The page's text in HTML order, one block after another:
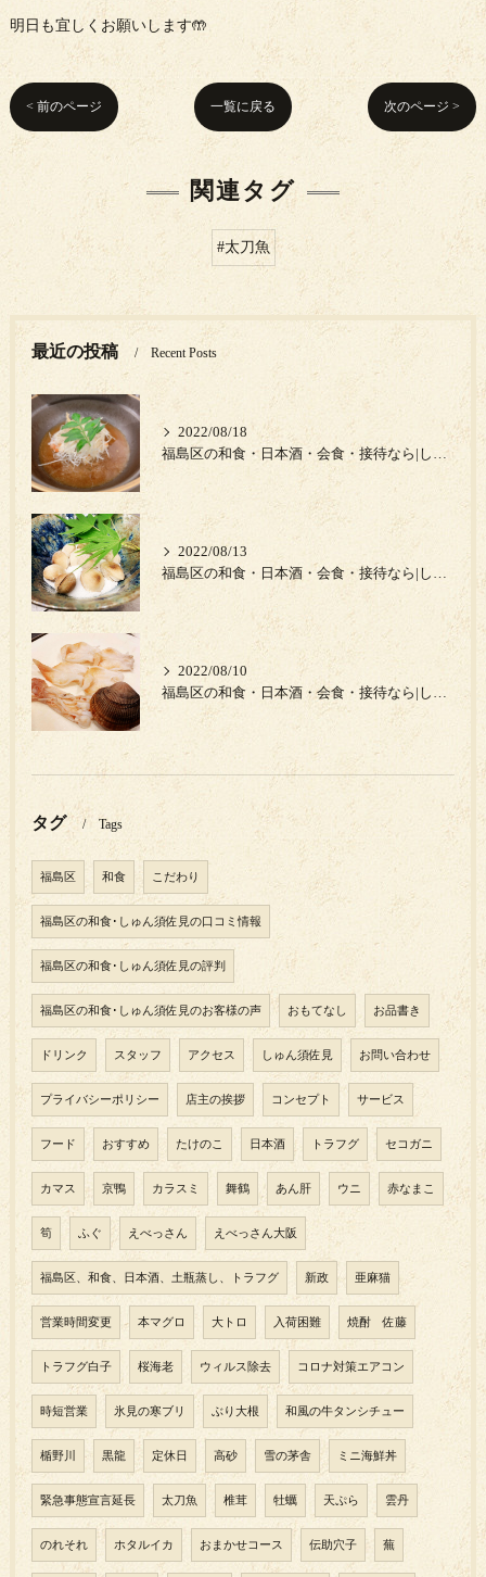
明日も宜しくお願いします🤲
< 前のページ 一覧に戻る 次のページ >
関連タグ
#太刀魚
最近の投稿 Recent Posts
2022/08/18
福島区の和食・日本酒・会食・接待なら|しゅん須佐見|キンキ中華蒸し
2022/08/13
福島区の和食・日本酒・会食・接待なら|しゅん須佐見|熊本県の新物銀杏‼️
2022/08/10
福島区の和食・日本酒・会食・接待なら|しゅん須佐見|岩手県のイシカゲ貝‼︎
タグ Tags
福島区 和食 こだわり
福島区の和食･しゅん須佐見の口コミ情報
福島区の和食･しゅん須佐見の評判
福島区の和食･しゅん須佐見のお客様の声 おもてなし お品書き
ドリンク スタッフ アクセス しゅん須佐見 お問い合わせ
プライバシーポリシー 店主の挨拶 コンセプト サービス
フード おすすめ たけのこ 日本酒 トラフグ セコガニ
カマス 京鴨 カラスミ 舞鶴 あん肝 ウニ 赤なまこ
筍 ふぐ えべっさん えべっさん大阪
福島区、和食、日本酒、土瓶蒸し、トラフグ 新政 亜麻猫
営業時間変更 本マグロ 大トロ 入荷困難 焼酎 佐藤
トラフグ白子 桜海老 ウィルス除去 コロナ対策エアコン
時短営業 氷見の寒ブリ ぶり大根 和風の牛タンシチュー
楯野川 黒龍 定休日 高砂 雪の茅舎 ミニ海鮮丼
緊急事態宣言延長 太刀魚 椎茸 牡蠣 天ぷら 雲丹
のれそれ ホタルイカ おまかせコース 伝助穴子 蕪